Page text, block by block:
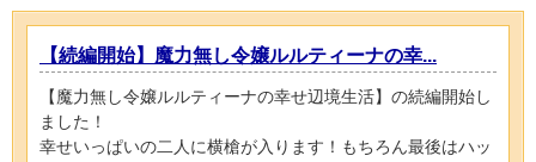
【続編開始】魔力無し令嬢ルルティーナの幸...
【魔力無し令嬢ルルティーナの幸せ辺境生活】の続編開始し
ました！
幸せいっぱいの二人に横槍が入ります！もちろん最後はハッ